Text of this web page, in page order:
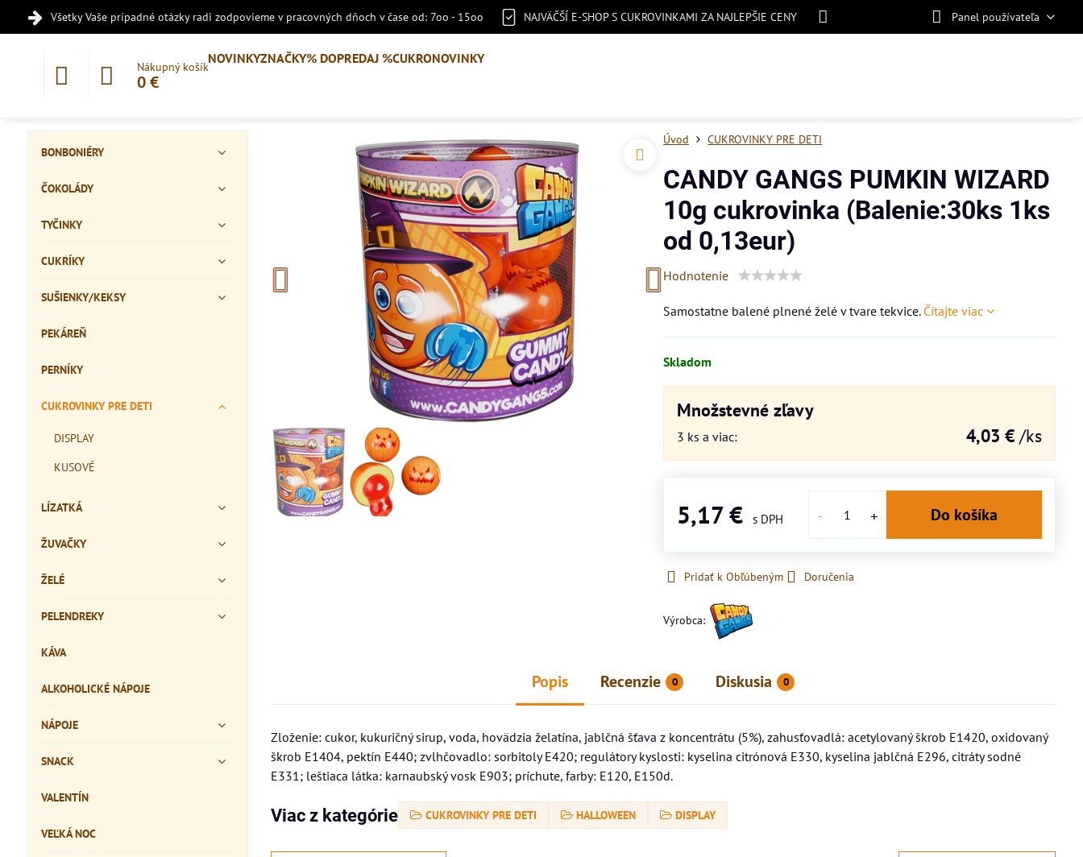
Všetky Vaše prípadné otázky radi zodpovieme v pracovných dňoch v čase od: 7oo - 15oo NAJVÄČŠÍ E-SHOP S CUKROVINKAMI ZA NAJLEPŠIE CENY Panel používateľa
Nákupný košík
0 €
NOVINKYZNAČKY% DOPREDAJ %CUKRONOVINKY
Úvod CUKROVINKY PRE DETI
CANDY GANGS PUMKIN WIZARD
10g cukrovinka (Balenie:30ks 1ks
od 0,13eur)
Hodnotenie
Samostatne balené plnené želé v tvare tekvice. Čítajte viac
Skladom
Množstevné zľavy
3 ks a viac: 4,03 € /ks
5,17 € Do košíka
Pridať k Obľúbeným Doručenia
Výrobca:
Popis Recenzie 0 Diskusia 0
Zloženie: cukor, kukuričný sirup, voda, hovädzia želatína, jablčná šťava z koncentrátu (5%), zahusťovadlá: acetylovaný škrob E1420, oxidovaný
škrob E1404, pektín E440; zvlhčovadlo: sorbitoly E420; regulátory kyslosti: kyselina citrónová E330, kyselina jablčná E296, citráty sodné
E331; leštiaca látka: karnaubský vosk E903; príchute, farby: E120, E150d.
Viac z kategórie CUKROVINKY PRE DETI HALLOWEEN DISPLAY
BONBONIÉRY
ČOKOLÁDY
TYČINKY
CUKRÍKY
SUŠIENKY/KEKSY
PEKÁREŇ
PERNÍKY
CUKROVINKY PRE DETI
DISPLAY
KUSOVÉ
LÍZATKÁ
ŽUVAČKY
ŽELÉ
PELENDREKY
KÁVA
ALKOHOLICKÉ NÁPOJE
NÁPOJE
SNACK
VALENTÍN
VEĽKÁ NOC